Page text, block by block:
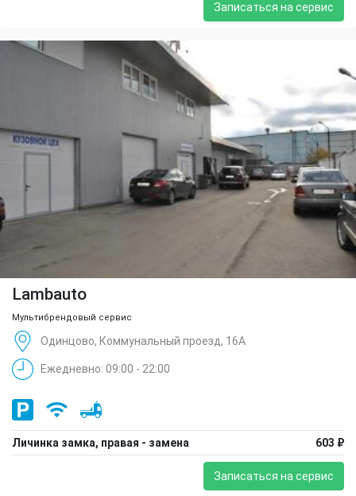
Записаться на сервис
Lambauto
Мультибрендовый сервис
Одинцово, Коммунальный проезд, 16А
Ежедневно: 09:00 - 22:00
Личинка замка, правая - замена 603 ₽
Записаться на сервис